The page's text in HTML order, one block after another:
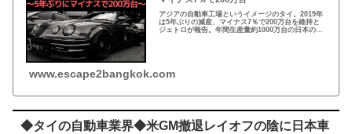
アジアの自動車工場というイメージのタイ。2019年
は5年ぶりの減産、マイナス7％で200万台を維持と
ジェトロが報告。年間生産量約1000万台の日本のと
www.escape2bangkok.com
◆タイの自動車業界◆米GM撤退レイオフの陰に日本車